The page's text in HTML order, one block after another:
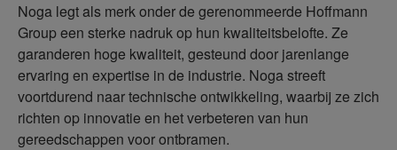
Noga legt als merk onder de gerenommeerde Hoffmann
Group een sterke nadruk op hun kwaliteitsbelofte. Ze
garanderen hoge kwaliteit, gesteund door jarenlange
ervaring en expertise in de industrie. Noga streeft
voortdurend naar technische ontwikkeling, waarbij ze zich
richten op innovatie en het verbeteren van hun
gereedschappen voor ontbramen.